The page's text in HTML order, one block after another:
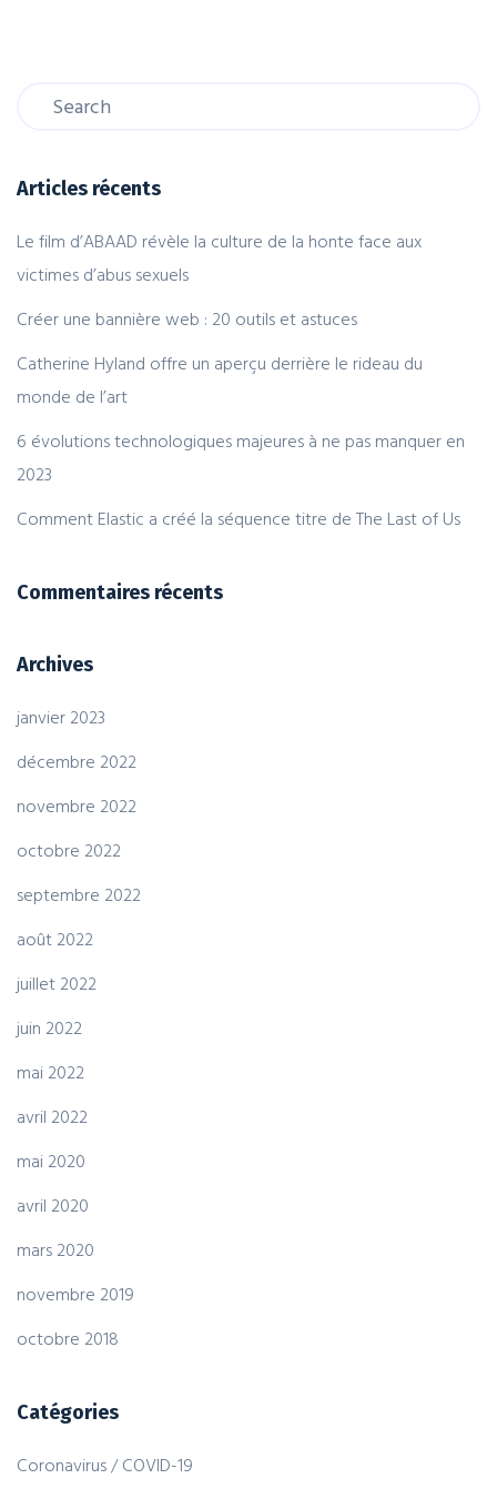
Articles récents
Le film d’ABAAD révèle la culture de la honte face aux
victimes d’abus sexuels
Créer une bannière web : 20 outils et astuces
Catherine Hyland offre un aperçu derrière le rideau du
monde de l’art
6 évolutions technologiques majeures à ne pas manquer en
2023
Comment Elastic a créé la séquence titre de The Last of Us
Commentaires récents
Archives
janvier 2023
décembre 2022
novembre 2022
octobre 2022
septembre 2022
août 2022
juillet 2022
juin 2022
mai 2022
avril 2022
mai 2020
avril 2020
mars 2020
novembre 2019
octobre 2018
Catégories
Coronavirus / COVID-19